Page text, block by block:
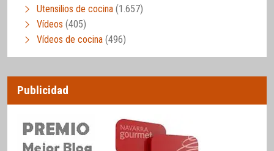
Utensilios de cocina (1.657)
Vídeos (405)
Vídeos de cocina (496)
Publicidad